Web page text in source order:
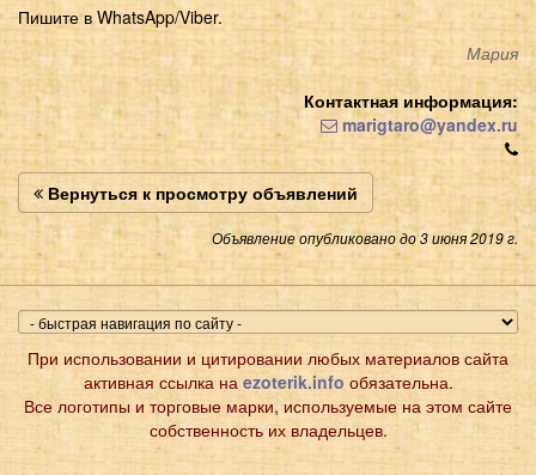
Пишите в WhatsApp/Viber.
Мария
Контактная информация:
marigtaro@yandex.ru
Вернуться к просмотру объявлений
Объявление опубликовано до 3 июня 2019 г.
При использовании и цитировании любых материалов сайта
активная ссылка на ezoterik.info обязательна.
Все логотипы и торговые марки, используемые на этом сайте
собственность их владельцев.